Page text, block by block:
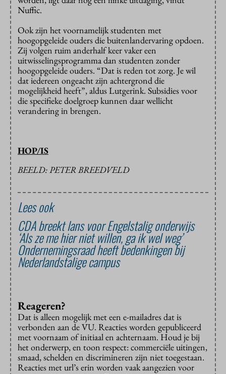
Nuffic.
Ook zijn het voornamelijk studenten met
hoogopgeleide ouders die buitenlandervaring opdoen.
Zij volgen ruim anderhalf keer vaker een
uitwisselingsprogramma dan studenten zonder
hoogopgeleide ouders. “Dat is reden tot zorg. Je wil
dat iedereen ongeacht zijn achtergrond die
mogelijkheid heeft”, aldus Lutgerink. Subsidies voor
die specifieke doelgroep kunnen daar wellicht
verandering in brengen.
HOP/IS
BEELD: PETER BREEDVELD
Lees ook
CDA breekt lans voor Engelstalig onderwijs
‘Als ze me hier niet willen, ga ik wel weg’
Ondernemingsraad heeft bedenkingen bij
Nederlandstalige campus
Reageren?
Dat is alleen mogelijk met een e-mailadres dat is
verbonden aan de VU. Reacties worden gepubliceerd
met voornaam of initiaal en achternaam. Houd je bij
het onderwerp, en toon respect: commerciële uitingen,
smaad, schelden en discrimineren zijn niet toegestaan.
Reacties met url’s erin worden vaak aangezien voor